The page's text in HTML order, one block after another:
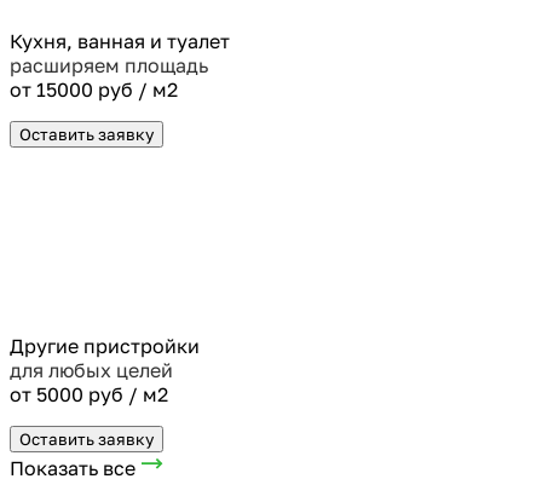
Кухня, ванная и туалет
расширяем площадь
от 15000 руб / м2
Оставить заявку
Другие пристройки
для любых целей
от 5000 руб / м2
Оставить заявку
Показать все